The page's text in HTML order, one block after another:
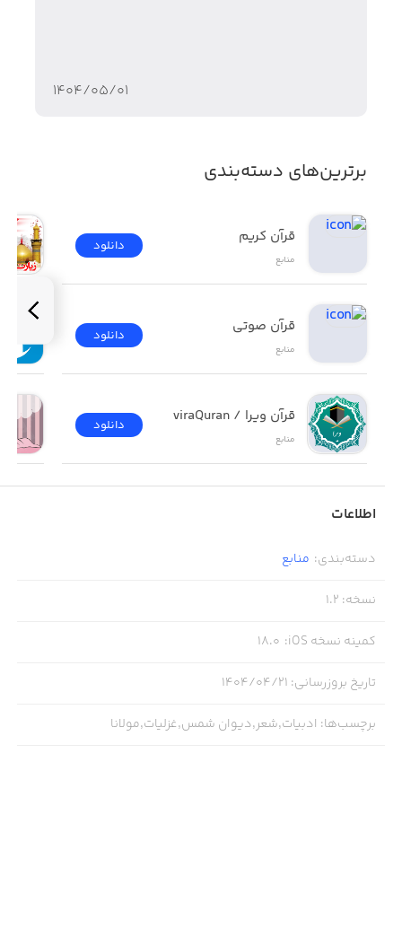
۱۴۰۴/۰۵/۰۱
برترین‌های دسته‌بندی
قرآن کریم
منابع
دانلود
قرآن صوتی
منابع
دانلود
قرآن ویرا / viraQuran
منابع
دانلود
اطلاعات
دسته‌بندی: منابع
نسخه:
1.2
کمینه نسخه iOS :
18.0
تاریخ بروزرسانی: ۱۴۰۴/۰۴/۲۱
برچسب‌ها: ادبیات,شعر,دیوان شمس,غزلیات,مولانا